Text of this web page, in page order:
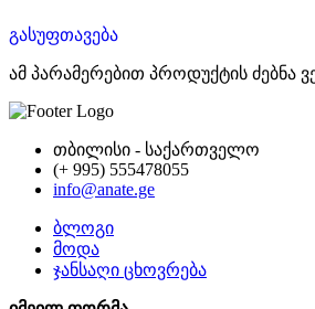
გასუფთავება
ამ პარამერებით პროდუქტის ძებნა
თბილისი - საქართველო
(+ 995) 555478055
info@anate.ge
ბლოგი
მოდა
ჯანსაღი ცხოვრება